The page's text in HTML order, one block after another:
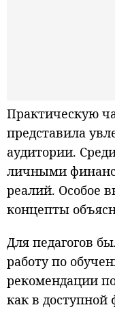
Практическую
представила
аудитории.
личными
реалий. Особое
концепты
Для педагогов
работу по
рекомендации
как в доступной